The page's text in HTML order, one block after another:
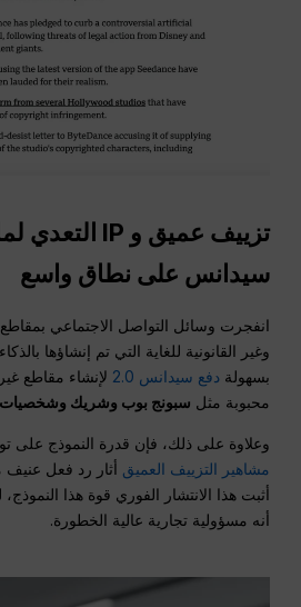
تزييف عميق و IP التعدي
سيدانس على نطاق واسع
انفجرت وسائل التواصل الاجتماعي بمقاطع
وغير القانونية للغاية التي تم إنشاؤها
بسهولةدفع سيدانس 2.0
محبوبة مثل سبونج بوب وشريك
وعلاوة على ذلك، فإن قدرة النموذج على
مشاهير التزييف العميق
أثبت هذا الانتشار الفوري قوة هذا
أنه مسؤولية تجارية عالية الخطورة.